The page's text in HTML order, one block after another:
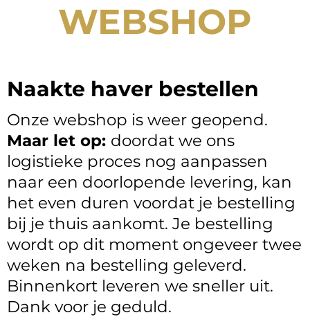
WEBSHOP
Naakte haver bestellen
Onze webshop is weer geopend.
Maar let op: doordat we ons
logistieke proces nog aanpassen
naar een doorlopende levering, kan
het even duren voordat je bestelling
bij je thuis aankomt. Je bestelling
wordt op dit moment ongeveer twee
weken na bestelling geleverd.
Binnenkort leveren we sneller uit.
Dank voor je geduld.